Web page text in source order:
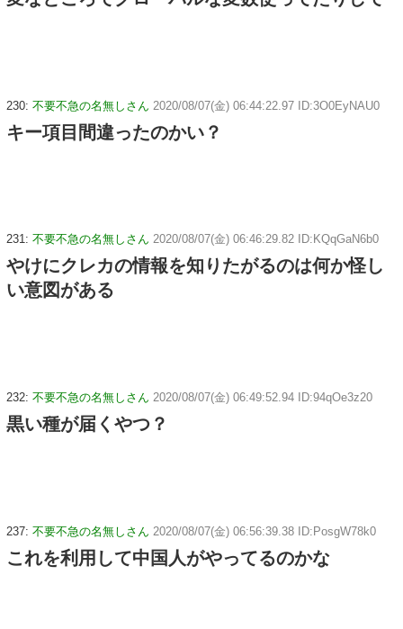
230: 不要不急の名無しさん 2020/08/07(金) 06:44:22.97 ID:3O0EyNAU0
キー項目間違ったのかい？
231: 不要不急の名無しさん 2020/08/07(金) 06:46:29.82 ID:KQqGaN6b0
やけにクレカの情報を知りたがるのは何か怪し
い意図がある
232: 不要不急の名無しさん 2020/08/07(金) 06:49:52.94 ID:94qOe3z20
黒い種が届くやつ？
237: 不要不急の名無しさん 2020/08/07(金) 06:56:39.38 ID:PosgW78k0
これを利用して中国人がやってるのかな